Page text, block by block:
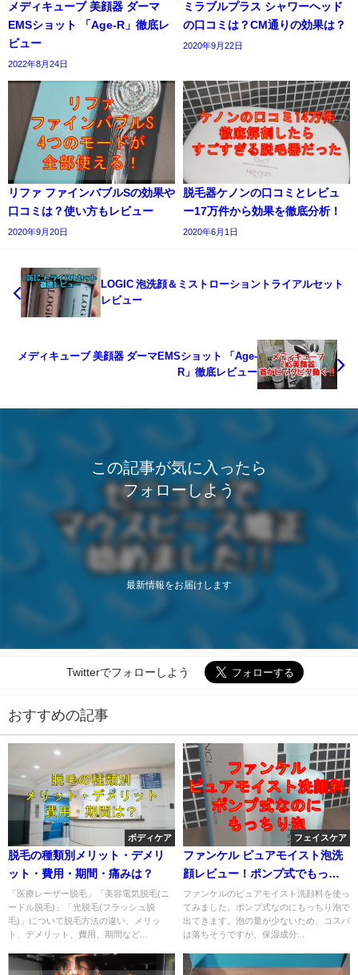
メディキューブ 美顔器 ダーマ
EMSショット 「Age-R」徹底レ
ビュー
2022年8月24日
ミラブルプラス シャワーヘッド
の口コミは？CM通りの効果は？
2020年9月22日
リファ ファインバブルSの効果や
口コミは？使い方もレビュー
2020年9月20日
脱毛器ケノンの口コミとレビュ
ー17万件から効果を徹底分析！
2020年6月1日
LOGIC 泡洗顔＆ミストローショントライアルセット
レビュー
メディキューブ 美顔器 ダーマEMSショット 「Age-
R」徹底レビュー
この記事が気に入ったら
フォローしよう
最新情報をお届けします
Twitterでフォローしよう
おすすめの記事
ボディケア
脱毛の種類別メリット・デメリ
ット・費用・期間・痛みは？
「医療レーザー脱毛」「美容電気脱毛(ニ
ードル脱毛)」「光脱毛(フラッシュ脱
毛)」について脱毛方法の違い、メリッ
ト、デメリット、費用、期間など...
フェイスケア
ファンケル ピュアモイスト泡洗
顔レビュー！ポンプ式でもっち
り泡
ファンケルのピュアモイスト洗顔料を使っ
てみました。ポンプ式なのにもっちり泡で
出てきます。泡の量が少ないため、コスパ
は落ちそうですが、保湿成分...